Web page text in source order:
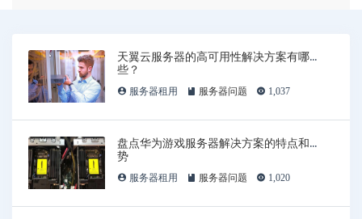
天翼云服务器的高可用性解决方案有哪
些？
服务器租用 服务器问题 1,037
盘点华为游戏服务器解决方案的特点和优
势
服务器租用 服务器问题 1,020